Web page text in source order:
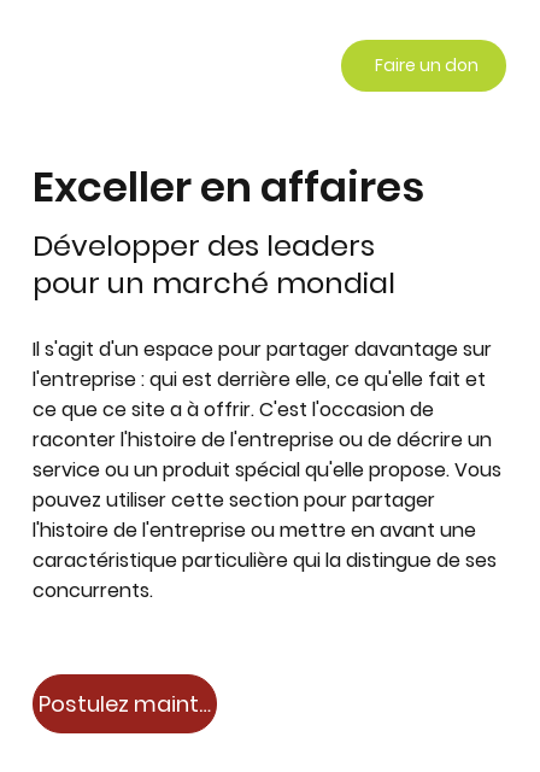
Faire un don
Exceller en affaires
Développer des leaders
pour un marché mondial
Il s'agit d'un espace pour partager davantage sur
l'entreprise : qui est derrière elle, ce qu'elle fait et
ce que ce site a à offrir. C'est l'occasion de
raconter l'histoire de l'entreprise ou de décrire un
service ou un produit spécial qu'elle propose. Vous
pouvez utiliser cette section pour partager
l'histoire de l'entreprise ou mettre en avant une
caractéristique particulière qui la distingue de ses
concurrents.
Postulez maintenant